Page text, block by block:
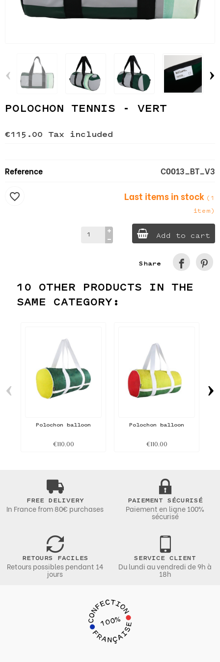
‹ ›
POLOCHON TENNIS - VERT
€115.00 Tax included
Reference C0013_BT_V3
Last items in stock (1
item)
Add to cart
favorite_border
Share
10 OTHER PRODUCTS IN THE
SAME CATEGORY:
Polochon balloon
€110.00
Polochon balloon
€110.00
‹ ›
FREE DELIVERY
In France from 80€ purchases
PAIEMENT SÉCURISÉ
Paiement en ligne 100%
sécurisé
RETOURS FACILES
Retours possibles pendant 14
jours
SERVICE CLIENT
Du lundi au vendredi de 9h à
18h